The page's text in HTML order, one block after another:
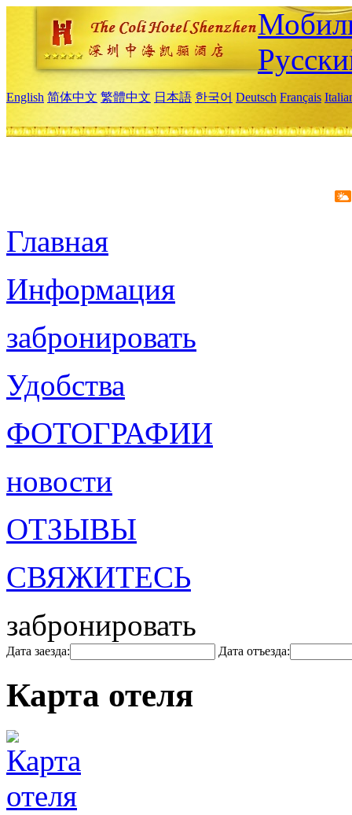
English 简体中文 繁體中文 日本語 한국어 Deutsch Français
Главная
Информация
забронировать
Удобства
ФОТОГРАФИИ
новости
ОТЗЫВЫ
СВЯЖИТЕСЬ
забронировать
Дата заезда: Дата отъезда:
Карта отеля